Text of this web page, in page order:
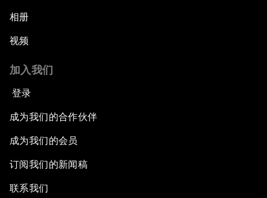
相册
视频
加入我们
登录
成为我们的合作伙伴
成为我们的会员
订阅我们的新闻稿
联系我们